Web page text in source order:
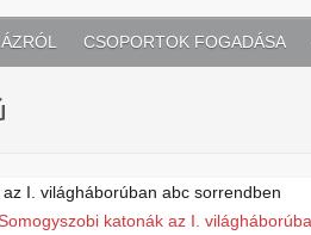
CSOPORTOK FOGADÁSA
I. világháborúban abc sorrendben